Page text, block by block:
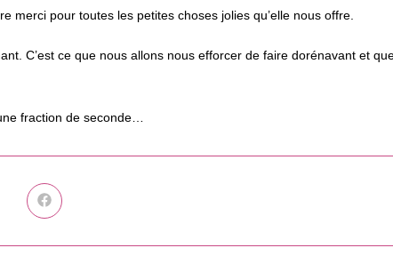
merci pour toutes les petites choses jolies qu’elle nous offre.
C’est ce que nous allons nous efforcer de faire dorénavant et
fraction de seconde…
Ouvrir
dans
autre